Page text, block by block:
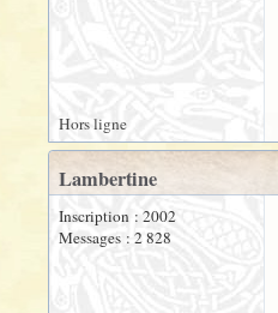
Hors ligne
Lambertine
Inscription : 2002
Messages : 2 828